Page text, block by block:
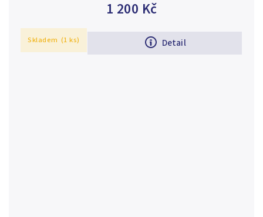
1 200 Kč
Detail
Skladem (1 ks)